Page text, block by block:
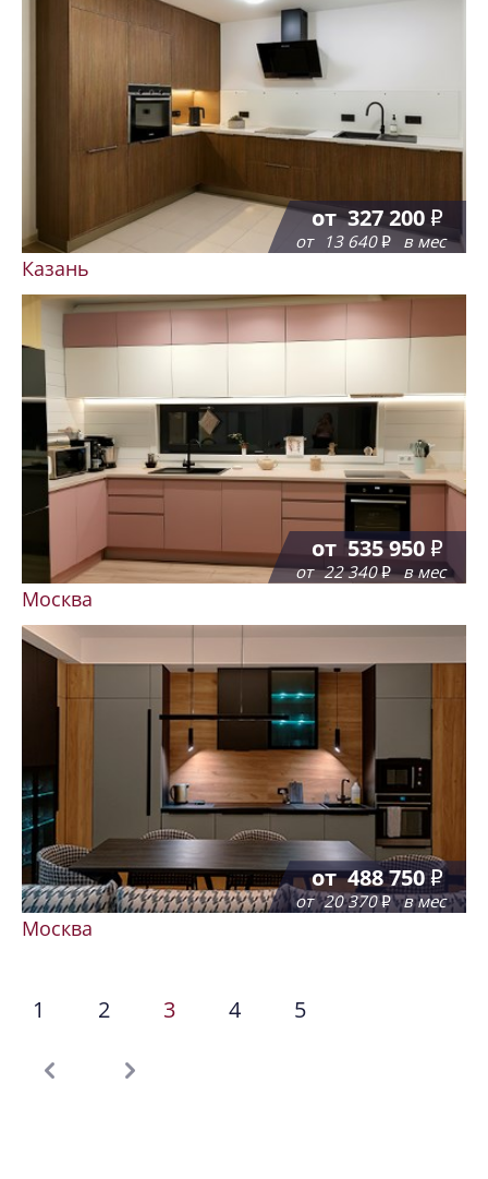
от 327 200
от 13 640 в мес
Казань
от 535 950
от 22 340 в мес
Москва
от 488 750
от 20 370 в мес
Москва
1 2 3 4 5